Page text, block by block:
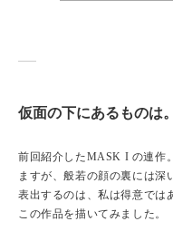
仮面の下にあるものは。
前回紹介したMASK I の連作
ますが、般若の顔の裏には深
表出するのは、私は得意では
この作品を描いてみました。